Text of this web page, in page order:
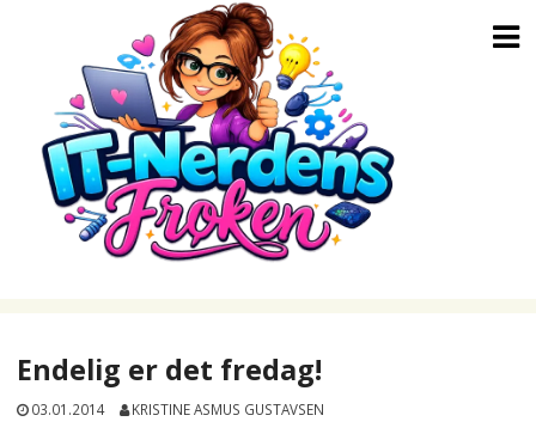
Endelig er det fredag!
03.01.2014 KRISTINE ASMUS GUSTAVSEN